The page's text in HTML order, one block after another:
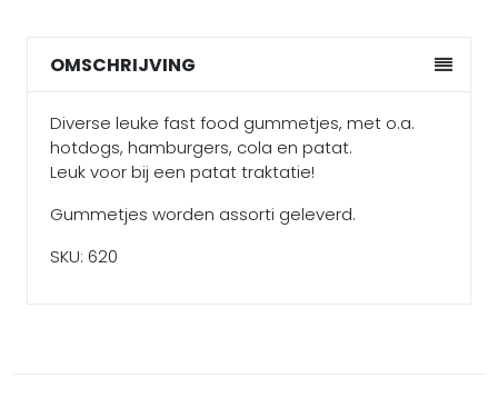
OMSCHRIJVING
Diverse leuke fast food gummetjes, met o.a.
hotdogs, hamburgers, cola en patat.
Leuk voor bij een patat traktatie!
Gummetjes worden assorti geleverd.
SKU: 620